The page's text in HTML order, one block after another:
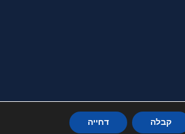
קבלה דחייה